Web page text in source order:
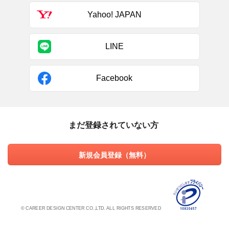
Yahoo! JAPAN
LINE
Facebook
まだ登録されていない方
新規会員登録（無料）
© CAREER DESIGN CENTER CO.,LTD. ALL RIGHTS RESERVED